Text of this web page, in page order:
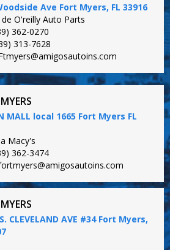
Ave Fort Myers, FL 33916
O'reilly Auto Parts
362-0270
313-7628
MALL local 1665 Fort Myers FL
Macy's
362-3474
CLEVELAND AVE #34 Fort Myers,